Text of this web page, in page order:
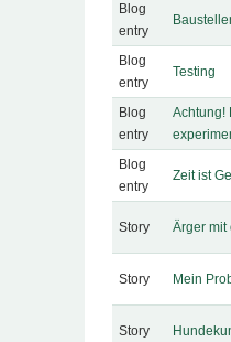
Blog
entry
Blog
entry
Testing
Blog
entry
Achtung!
Blog
entry
Zeit ist
Story Ärger mit
Story Mein
Story